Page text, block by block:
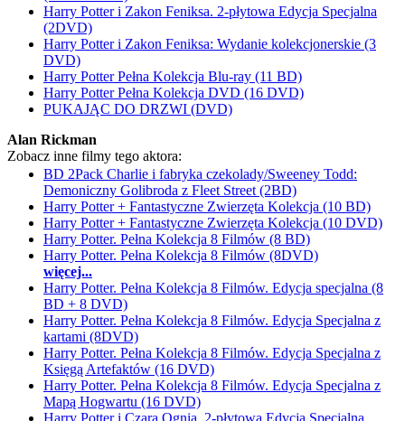
Harry Potter i Zakon Feniksa. 2-płytowa Edycja Specjalna
(2DVD)
Harry Potter i Zakon Feniksa: Wydanie kolekcjonerskie (3
DVD)
Harry Potter Pełna Kolekcja Blu-ray (11 BD)
Harry Potter Pełna Kolekcja DVD (16 DVD)
PUKAJĄC DO DRZWI (DVD)
Alan Rickman
Zobacz inne filmy tego aktora:
BD 2Pack Charlie i fabryka czekolady/Sweeney Todd:
Demoniczny Golibroda z Fleet Street (2BD)
Harry Potter + Fantastyczne Zwierzęta Kolekcja (10 BD)
Harry Potter + Fantastyczne Zwierzęta Kolekcja (10 DVD)
Harry Potter. Pełna Kolekcja 8 Filmów (8 BD)
Harry Potter. Pełna Kolekcja 8 Filmów (8DVD)
więcej...
Harry Potter. Pełna Kolekcja 8 Filmów. Edycja specjalna (8
BD + 8 DVD)
Harry Potter. Pełna Kolekcja 8 Filmów. Edycja Specjalna z
kartami (8DVD)
Harry Potter. Pełna Kolekcja 8 Filmów. Edycja Specjalna z
Księgą Artefaktów (16 DVD)
Harry Potter. Pełna Kolekcja 8 Filmów. Edycja Specjalna z
Mapą Hogwartu (16 DVD)
Harry Potter i Czara Ognia. 2-płytowa Edycja Specjalna